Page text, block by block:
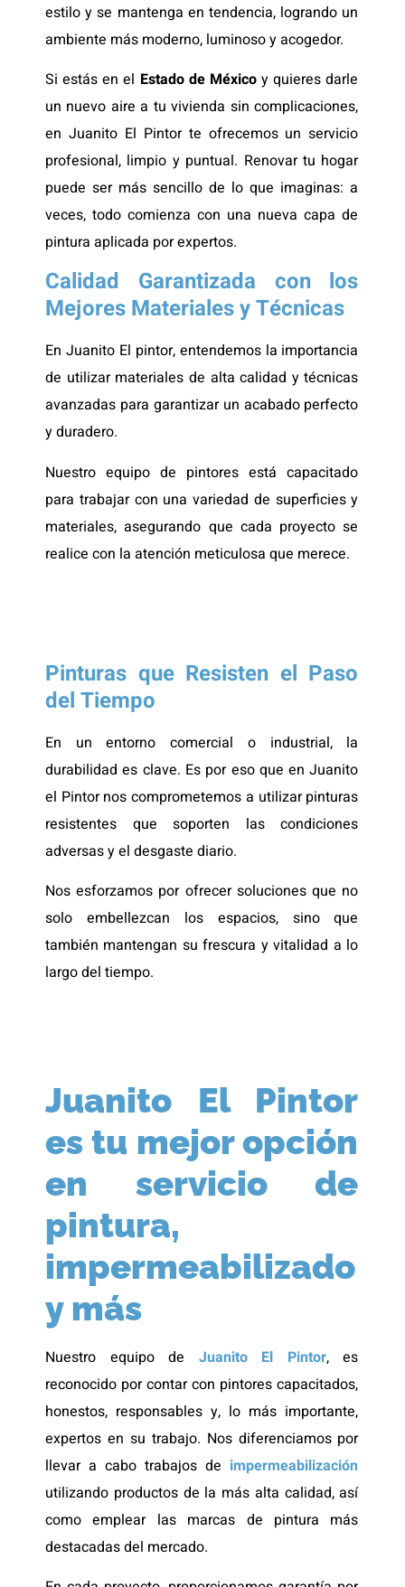
estilo y se mantenga en tendencia, logrando un
ambiente más moderno, luminoso y acogedor.
Si estás en el Estado de Méxicoy quieres darle
un nuevo aire a tu vivienda sin complicaciones,
en Juanito El Pintor te ofrecemos un servicio
profesional, limpio y puntual. Renovar tu hogar
puede ser más sencillo de lo que imaginas: a
veces, todo comienza con una nueva capa de
pintura aplicada por expertos.
Calidad Garantizada con los
Mejores Materiales y Técnicas
En Juanito El pintor, entendemos la importancia
de utilizar materiales de alta calidad y técnicas
avanzadas para garantizar un acabado perfecto
y duradero.
Nuestro equipo de pintores está capacitado
para trabajar con una variedad de superficies y
materiales, asegurando que cada proyecto se
realice con la atención meticulosa que merece.
Pinturas que Resisten el Paso
del Tiempo
En un entorno comercial o industrial, la
durabilidad es clave. Es por eso que en Juanito
el Pintor nos comprometemos a utilizar pinturas
resistentes que soporten las condiciones
adversas y el desgaste diario.
Nos esforzamos por ofrecer soluciones que no
solo embellezcan los espacios, sino que
también mantengan su frescura y vitalidad a lo
largo del tiempo.
Juanito El Pintor
es tu mejor opción
en servicio de
pintura,
impermeabilizado
y más
Nuestro equipo de Juanito El Pintor, es
reconocido por contar con pintores capacitados,
honestos, responsables y, lo más importante,
expertos en su trabajo. Nos diferenciamos por
llevar a cabo trabajos de impermeabilización
utilizando productos de la más alta calidad, así
como emplear las marcas de pintura más
destacadas del mercado.